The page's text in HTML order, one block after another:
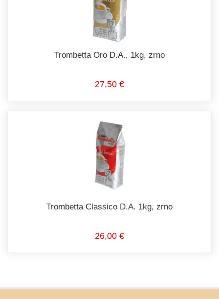
Trombetta Oro D.A., 1kg, zrno
27,50 €
Trombetta Classico D.A. 1kg, zrno
26,00 €